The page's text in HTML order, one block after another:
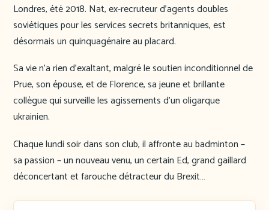
Londres, été 2018. Nat, ex-recruteur d’agents doubles
soviétiques pour les services secrets britanniques, est
désormais un quinquagénaire au placard.
Sa vie n’a rien d’exaltant, malgré le soutien inconditionnel de
Prue, son épouse, et de Florence, sa jeune et brillante
collègue qui surveille les agissements d’un oligarque
ukrainien.
Chaque lundi soir dans son club, il affronte au badminton –
sa passion – un nouveau venu, un certain Ed, grand gaillard
déconcertant et farouche détracteur du Brexit…